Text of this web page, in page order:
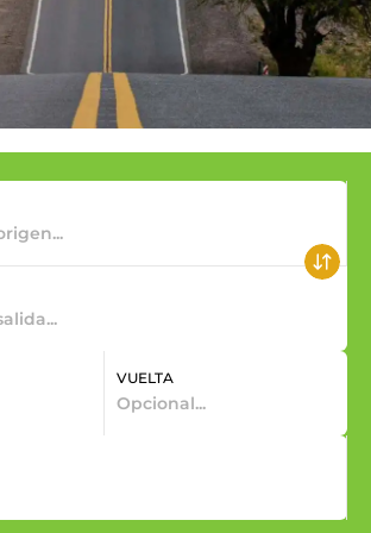
VUELTA